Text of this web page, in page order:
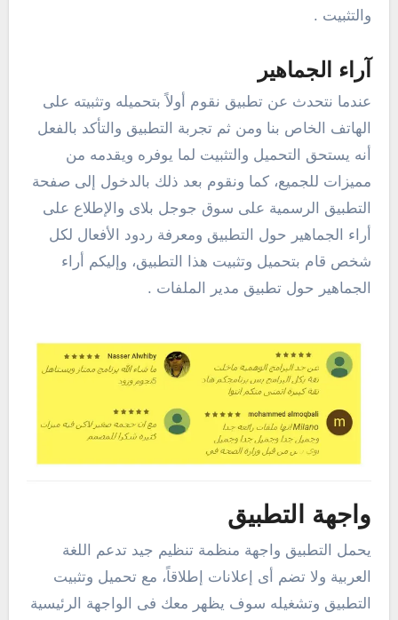
والتثبيت .
آراء الجماهير
عندما نتحدث عن تطبيق نقوم أولاً بتحميله وتثبيته على
الهاتف الخاص بنا ومن ثم تجربة التطبيق والتأكد بالفعل
أنه يستحق التحميل والتثبيت لما يوفره ويقدمه من
مميزات للجميع، كما ونقوم بعد ذلك بالدخول إلى صفحة
التطبيق الرسمية على سوق جوجل بلاى والإطلاع على
أراء الجماهير حول التطبيق ومعرفة ردود الأفعال لكل
شخص قام بتحميل وتثبيت هذا التطبيق، وإليكم أراء
الجماهير حول تطبيق مدير الملفات .
واجهة التطبيق
يحمل التطبيق واجهة منظمة تنظيم جيد تدعم اللغة
العربية ولا تضم أى إعلانات إطلاقاً، مع تحميل وتثبيت
التطبيق وتشغيله سوف يظهر معك فى الواجهة الرئيسية